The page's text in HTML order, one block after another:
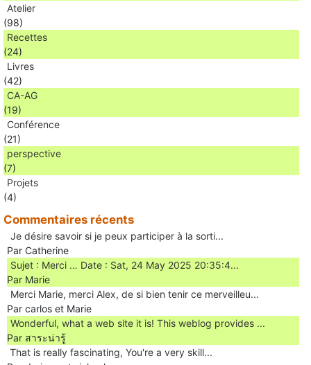
Atelier
(98)
Recettes
(24)
Livres
(42)
CA-AG
(19)
Conférence
(21)
perspective
(7)
Projets
(4)
Commentaires récents
Je désire savoir si je peux participer à la sorti...
Par Catherine
Sujet : Merci … Date : Sat, 24 May 2025 20:35:4...
Par Marie
Merci Marie, merci Alex, de si bien tenir ce merveilleu...
Par carlos et Marie
Wonderful, what a web site it is! This weblog provides ...
Par สาระน่ารู้
Ꭲhat is really fascinating, You'rе a very skill...